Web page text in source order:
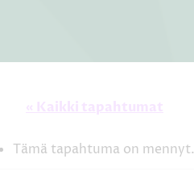
« Kaikki tapahtumat
Tämä tapahtuma on mennyt.